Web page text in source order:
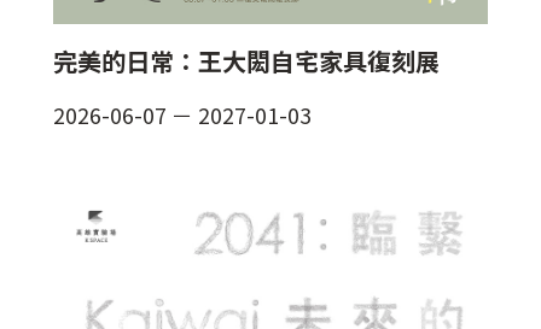
完美的日常：王大閎自宅家具復刻展
2026-06-07 － 2027-01-03